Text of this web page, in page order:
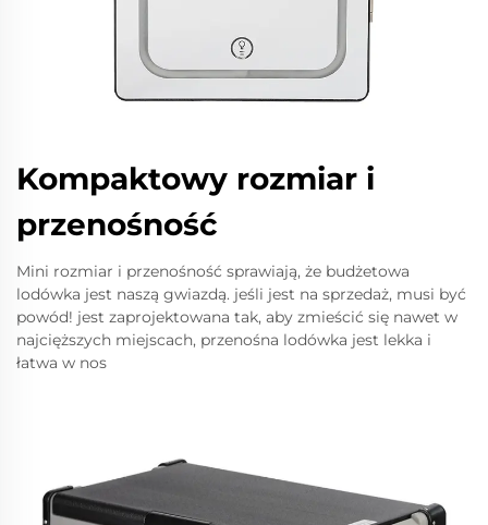
Kompaktowy rozmiar i
przenośność
Mini rozmiar i przenośność sprawiają, że budżetowa
lodówka jest naszą gwiazdą. jeśli jest na sprzedaż, musi być
powód! jest zaprojektowana tak, aby zmieścić się nawet w
najcięższych miejscach, przenośna lodówka jest lekka i
łatwa w nos